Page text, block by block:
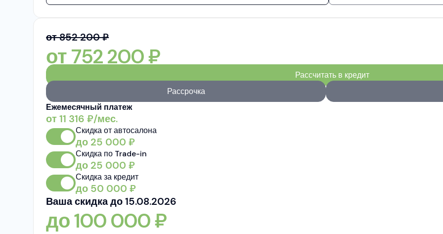
от 852 200 ₽
от752 200₽
Рассчитать в кредит
Рассрочка
Ежемесячный платеж
от11 316 ₽/мес.
Скидка от автосалона
до 25 000 ₽
Скидка по Trade-in
до 25 000 ₽
Скидка за кредит
до 50 000 ₽
Ваша скидка до 15.08.2026
до100 000₽